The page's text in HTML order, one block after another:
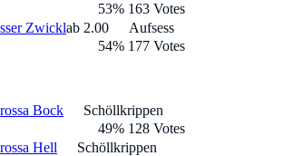
53% 163 Votes
Zwicklab 2.00
Aufsess
54% 177 Votes
Bock
Schöllkrippen
49% 128 Votes
Hell
Schöllkrippen